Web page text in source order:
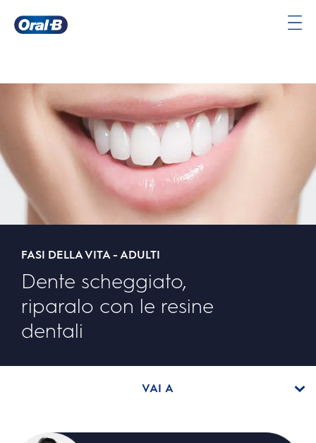
FASI DELLA VITA - ADULTI
Dente scheggiato,
riparalo con le resine
dentali
VAI A